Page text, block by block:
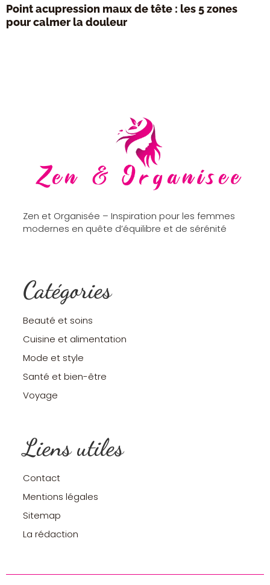
Point acupression maux de tête : les 5 zones
pour calmer la douleur
Zen et Organisée – Inspiration pour les femmes
modernes en quête d’équilibre et de sérénité
Catégories
Beauté et soins
Cuisine et alimentation
Mode et style
Santé et bien-être
Voyage
Liens utiles
Contact
Mentions légales
Sitemap
La rédaction